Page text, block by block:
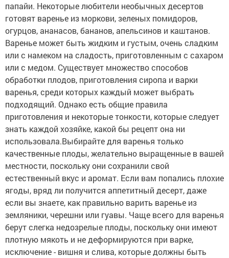
папайи. Некоторые любители необычных десертов
готовят варенье из моркови, зеленых помидоров,
огурцов, ананасов, бананов, апельсинов и каштанов.
Варенье может быть жидким и густым, очень сладким
или с намеком на сладость, приготовленным с сахаром
или с медом. Существует множество способов
обработки плодов, приготовления сиропа и варки
варенья, среди которых каждый может выбрать
подходящий. Однако есть общие правила
приготовления и некоторые тонкости, которые следует
знать каждой хозяйке, какой бы рецепт она ни
использовала.Выбирайте для варенья только
качественные плоды, желательно выращенные в вашей
местности, поскольку они сохранили свой
естественный вкус и аромат. Если вам попались плохие
ягоды, вряд ли получится аппетитный десерт, даже
если вы знаете, как правильно варить варенье из
земляники, черешни или гуавы. Чаще всего для варенья
берут слегка недозрелые плоды, поскольку они имеют
плотную мякоть и не деформируются при варке,
исключение - вишня и слива, которые должны быть